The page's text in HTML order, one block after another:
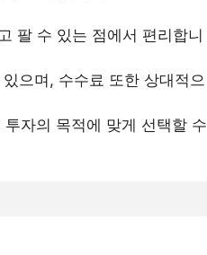
팔 수 있는 점에서 편리합니
으며, 수수료 또한 상대적으
자의 목적에 맞게 선택할 수